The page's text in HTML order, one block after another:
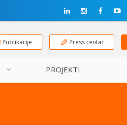
Publikacije Press centar
PROJEKTI